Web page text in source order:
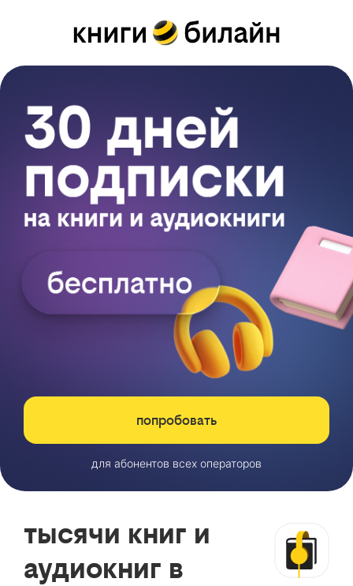
попробовать
для абонентов всех операторов
тысячи книг и
аудиокниг в